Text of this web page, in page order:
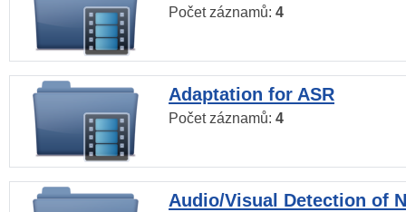
Počet záznamů: 4
Adaptation for ASR
Počet záznamů: 4
Audio/Visual Detection of